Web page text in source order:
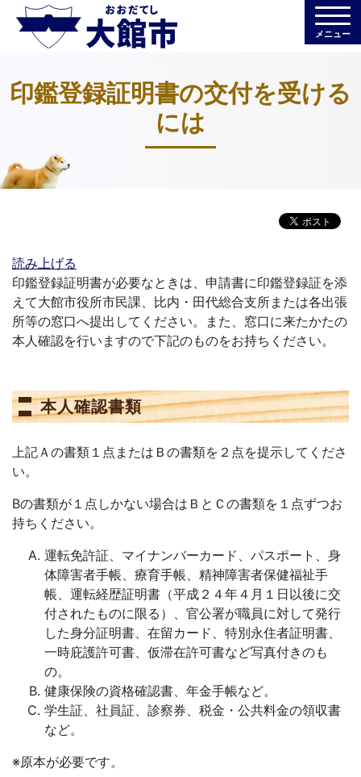
メニュー
印鑑登録証明書の交付を受ける
には
読み上げる
印鑑登録証明書が必要なときは、申請書に印鑑登録証を添
えて大館市役所市民課、比内・田代総合支所または各出張
所等の窓口へ提出してください。また、窓口に来たかたの
本人確認を行いますので下記のものをお持ちください。
本人確認書類
上記Ａの書類１点またはＢの書類を２点を提示してくださ
い。
Bの書類が１点しかない場合はＢとＣの書類を１点ずつお
持ちください。
運転免許証、マイナンバーカード、パスポート、身
体障害者手帳、療育手帳、精神障害者保健福祉手
帳、運転経歴証明書（平成２４年４月１日以後に交
付されたものに限る）、官公署が職員に対して発行
した身分証明書、在留カード、特別永住者証明書、
一時庇護許可書、仮滞在許可書など写真付きのも
の。
健康保険の資格確認書、年金手帳など。
学生証、社員証、診察券、税金・公共料金の領収書
など。
※原本が必要です。